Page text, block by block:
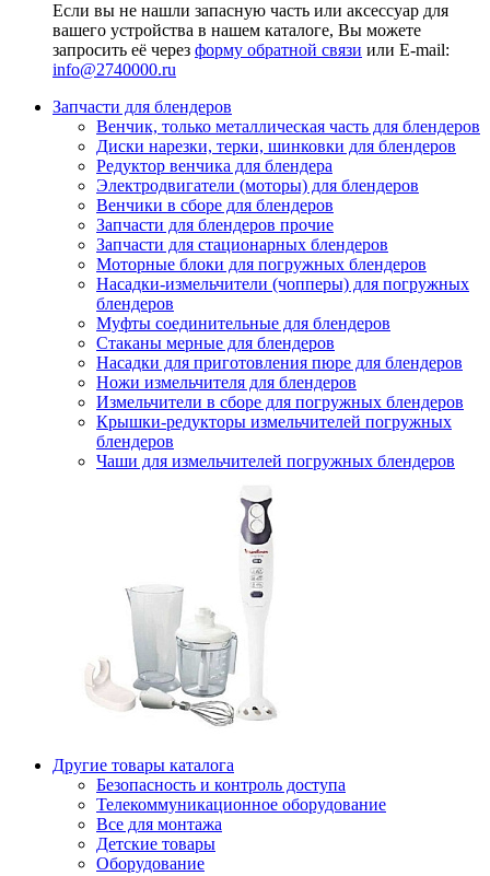
Если вы не нашли запасную часть или аксессуар для
вашего устройства в нашем каталоге, Вы можете
запросить её через форму обратной связи или E-mail:
info@2740000.ru
Запчасти для блендеров
Венчик, только металлическая часть для блендеров
Диски нарезки, терки, шинковки для блендеров
Редуктор венчика для блендера
Электродвигатели (моторы) для блендеров
Венчики в сборе для блендеров
Запчасти для блендеров прочие
Запчасти для стационарных блендеров
Моторные блоки для погружных блендеров
Насадки-измельчители (чопперы) для погружных
блендеров
Муфты соединительные для блендеров
Стаканы мерные для блендеров
Насадки для приготовления пюре для блендеров
Ножи измельчителя для блендеров
Измельчители в сборе для погружных блендеров
Крышки-редукторы измельчителей погружных
блендеров
Чаши для измельчителей погружных блендеров
Другие товары каталога
Безопасность и контроль доступа
Телекоммуникационное оборудование
Все для монтажа
Детские товары
Оборудование